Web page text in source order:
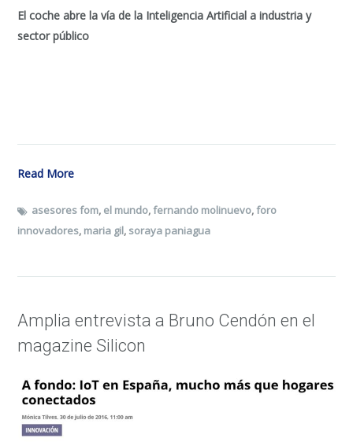
El coche abre la vía de la Inteligencia Artificial a industria y
sector público
Read More
asesores fom, el mundo,fernando molinuevo,foro
innovadores, maria gil, soraya paniagua
Amplia entrevista a Bruno Cendón en el
magazine Silicon